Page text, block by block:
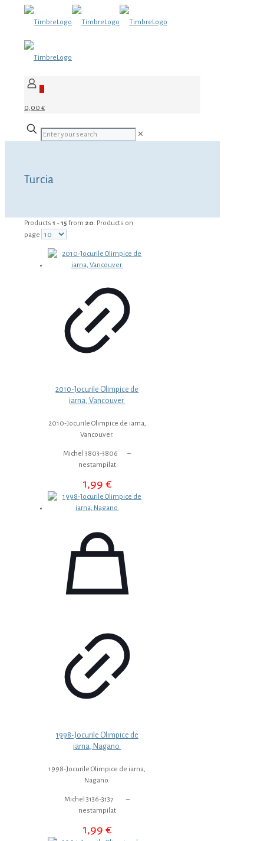
0
0,00 €
✕
Turcia
Products 1 - 15 from 20. Products on
page
2010-Jocurile Olimpice de
iarna, Vancouver.
2010-Jocurile Olimpice de iarna,
Vancouver.
Michel 3803-3806 –
nestampilat
1,99 €
1998-Jocurile Olimpice de
iarna, Nagano.
1998-Jocurile Olimpice de iarna,
Nagano.
Michel 3136-3137 –
nestampilat
1,99 €